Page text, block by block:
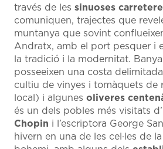
través de les sinuoses
comuniquen, trajectes que
muntanya que sovint
Andratx, amb el port pesquer i
la tradició i la modernitat.
posseeixen una costa
cultiu de vinyes i tomàquets de
local) i algunes oliveres
és un dels pobles més visitats
Chopin i l’escriptora George
hivern en una de les cel·les de